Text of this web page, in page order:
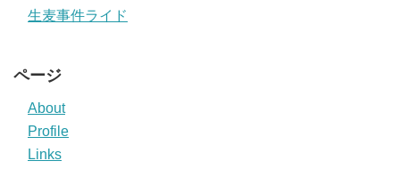
生麦事件ライド
ページ
About
Profile
Links